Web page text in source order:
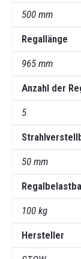
500 mm
Regallänge
965 mm
Anzahl der
5
50 mm
100 kg
Hersteller